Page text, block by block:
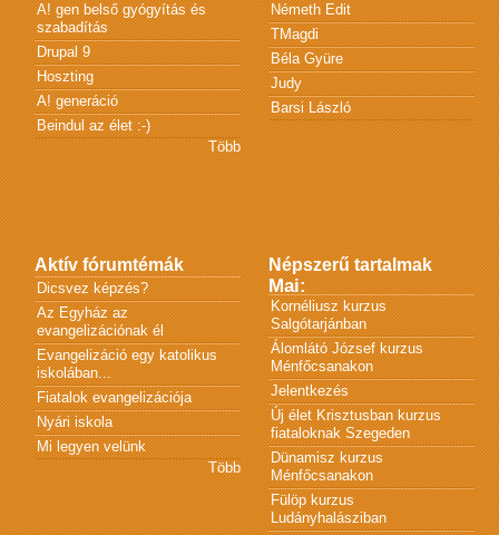
A! gen belső gyógyítás és
szabadítás
Drupal 9
Hoszting
A! generáció
Beindul az élet :-)
Több
Németh Edit
TMagdi
Béla Gyüre
Judy
Barsi László
Aktív fórumtémák
Dicsvez képzés?
Az Egyház az
evangelizációnak él
Evangelizáció egy katolikus
iskolában...
Fiatalok evangelizációja
Nyári iskola
Mi legyen velünk
Több
Népszerű tartalmak
Mai:
Kornéliusz kurzus
Salgótarjánban
Álomlátó József kurzus
Ménfőcsanakon
Jelentkezés
Új élet Krisztusban kurzus
fiataloknak Szegeden
Dünamisz kurzus
Ménfőcsanakon
Fülöp kurzus
Ludányhalásziban